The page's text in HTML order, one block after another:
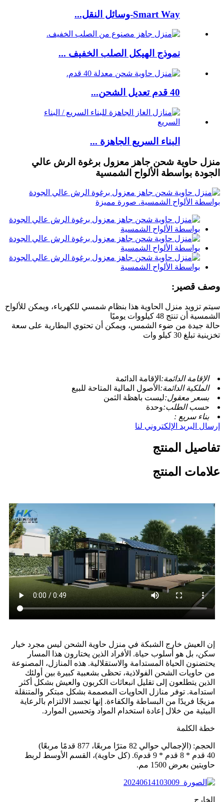
Smart Way-وسائل النقل...
نموذج الهيكل الصلب الخفيف ...
40 قدم تعديل الشحن...
البناء السريع الجاهزة ...
منزل حاوية شحن جاهز معزول برغوة الرش عالي
الجودة بواسطة الألواح الشمسية
وصف قصير:
سيتم تزويد منزل الحاوية هذا بنظام شمسي للكهرباء، ويمكن للألواح
الشمسية أن تنتج 48 كيلووات يوميًا
حالة جيدة من ضوء الشمس، ويمكن أن تحتوي البطارية على سعة
تخزينية تبلغ 30 كيلو وات
الإقامة الدائمة: الإقامة الدائمة
الملكية الدائمة: الأصول المالية المتاحة للبيع
بسعر معقول:ليست باهظة الثمن
حسب الطلب:وحدة
بناء سريع :
إرسال البريد الإلكتروني لنا
تفاصيل المنتج
علامات المنتج
إن العيش خارج الشبكة في منزل حاوية الشحن ليس مجرد خيار
سكن، بل هو أسلوب حياة. الأفراد الذين يختارون هذا المسار
يحتضنون الحياة المستدامة والاستقلالية. هذه المنازل، المصنوعة
من حاويات الشحن الفولاذية، تحظى بشعبية كبيرة بين أولئك
الذين يتطلعون إلى تقليل انبعاثات الكربون والعيش بشكل أكثر
استدامة. توفر منازل الحاويات المصممة بشكل مبتكر والمتنقلة
مزيجًا فريدًا من البساطة والكفاءة. إنها تجسد الالتزام بالرعاية
البيئية من خلال إعادة استخدام المواد وتحسين الموارد.
خطة الكلمة
الحجم: (الإجمالي حوالي 82 مترًا مربعًا، 877 قدمًا مربعًا)
40 قدم * 8 قدم * 9 قدم6. (كل حاوية)، القسم الأوسط لربط
حاويتين بعرض 1500 مم.
الخارج